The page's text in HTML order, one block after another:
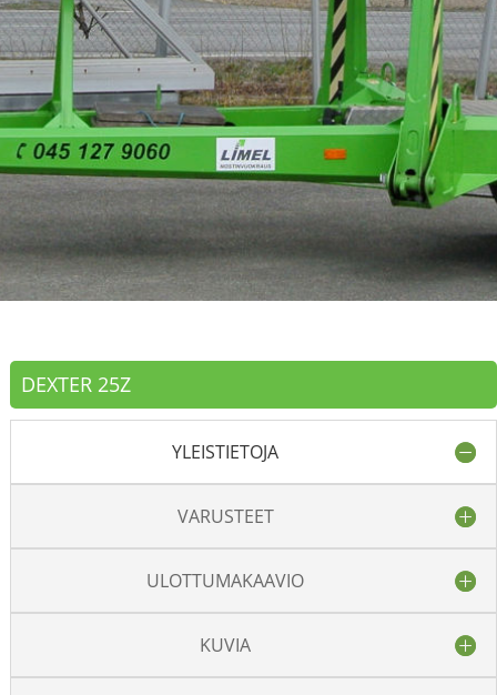
DEXTER 25Z
YLEISTIETOJA
VARUSTEET
ULOTTUMAKAAVIO
KUVIA